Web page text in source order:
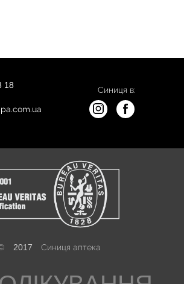
18 Синиця в:
2017 Синиця аптека